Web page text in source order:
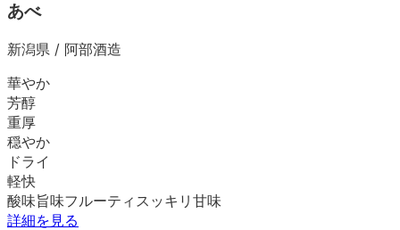
あべ
新潟県 / 阿部酒造
華やか
芳醇
重厚
穏やか
ドライ
軽快
酸味旨味フルーティ スッキリ 甘味
詳細を見る